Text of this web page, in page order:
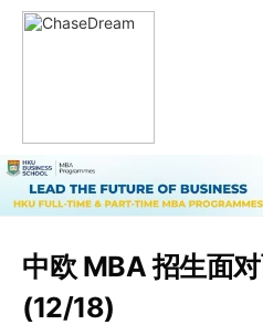
中欧 MBA 招生面
(12/18)